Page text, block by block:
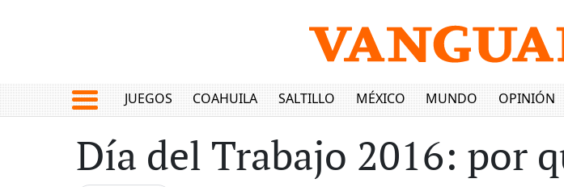
JUEGOS COAHUILA SALTILLO MÉXICO MUNDO OPINIÓN
Día del Trabajo 2016: por